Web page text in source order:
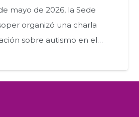
mayo de 2026, la Sede
organizó una charla
sobre autismo en el…